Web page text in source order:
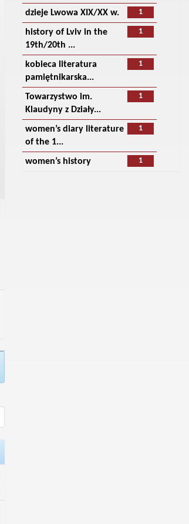
1
dzieje Lwowa XIX/XX w.
1
history of Lviv in the
19th/20th ...
1
kobieca literatura
pamiętnikarska...
1
Towarzystwo im.
Klaudyny z Działy...
1
women’s diary literature
of the 1...
1
women’s history